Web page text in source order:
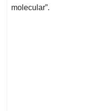
molecular”.